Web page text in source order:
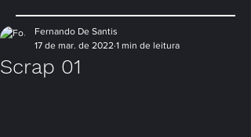
Scrap 01
Fernando De Santis
17 de mar. de 2022 1 min de leitura